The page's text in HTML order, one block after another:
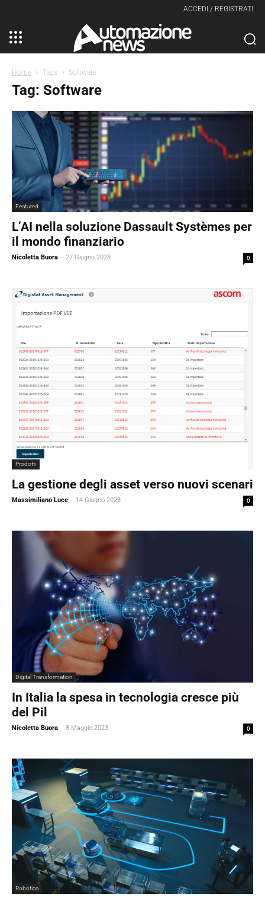
ACCEDI / REGISTRATI
Home Tags Software
Tag: Software
Featured
L’AI nella soluzione Dassault Systèmes per
il mondo finanziario
Nicoletta Buora - 27 Giugno 2023 0
Prodotti
La gestione degli asset verso nuovi scenari
Massimiliano Luce - 14 Giugno 2023 0
Digital Transformation
In Italia la spesa in tecnologia cresce più
del Pil
Nicoletta Buora - 8 Maggio 2023 0
Robotica